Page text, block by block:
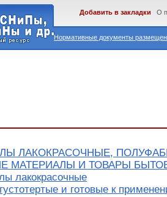
Нормативные документы
Добавить в закладки О
ЛАКОКРАСОЧНЫЕ,
МАТЕРИАЛЫ И ТОВАРЫ
лакокрасочные
и готовые к